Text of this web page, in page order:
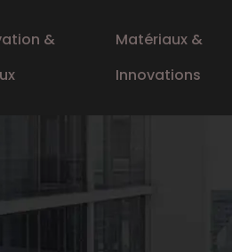
&
Matériaux &
Innovations